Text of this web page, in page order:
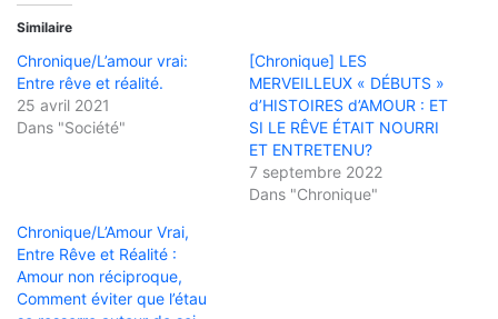
Similaire
Chronique/L’amour vrai:
Entre rêve et réalité.
25 avril 2021
Dans "Société"
[Chronique] LES
MERVEILLEUX « DÉBUTS »
d’HISTOIRES d’AMOUR : ET
SI LE RÊVE ÉTAIT NOURRI
ET ENTRETENU?
7 septembre 2022
Dans "Chronique"
Chronique/L’Amour Vrai,
Entre Rêve et Réalité :
Amour non réciproque,
Comment éviter que l’étau